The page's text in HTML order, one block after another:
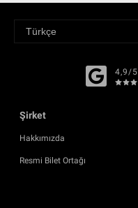
4,9/5
Şirket
Hakkımızda
Resmi Bilet Ortağı